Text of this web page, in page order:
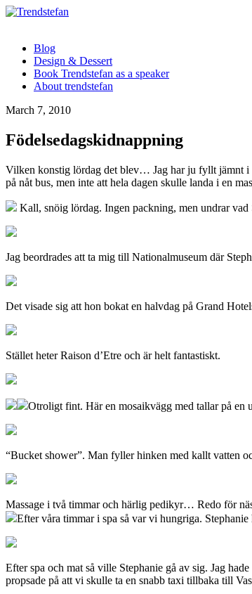
Blog
Design & Dessert
Book Trendstefan as a speaker
About trendstefan
March 7, 2010
Födelsedagskidnappning
Vilken konstig lördag det blev… Jag har ju fyllt jämnt i
på nåt bus, men inte att hela dagen skulle landa i en
Kall, snöig lördag. Ingen packning, men undrar vad
Jag beordrades att ta mig till Nationalmuseum där
Det visade sig att hon bokat en halvdag på Grand
Stället heter Raison d’Etre och är helt fantastiskt.
Otroligt fint. Här en mosaikvägg med tallar på en
“Bucket shower”. Man fyller hinken med kallt vatten
Massage i två timmar och härlig pedikyr… Redo för
Efter våra timmar i spa så var vi hungriga.
Efter spa och mat så ville Stephanie gå av sig. Jag
propsade på att vi skulle ta en snabb taxi tillbaka till